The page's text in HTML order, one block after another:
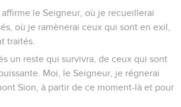
affirme le Seigneur, où je recueillerai
où je ramènerai ceux qui sont en exil,
traités.
un reste qui survivra, de ceux qui sont
Moi, le Seigneur, je régnerai
Sion, à partir de ce moment-là et pour